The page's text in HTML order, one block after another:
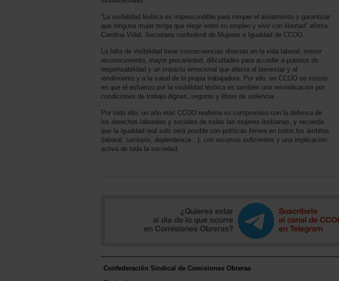
“La visibilidad lésbica es imprescindible para romper el aislamiento y garantizar
que ninguna mujer tenga que elegir entre su empleo y vivir con libertad” afirma
Carolina Vidal, Secretaria confederal de Mujeres e Igualdad de CCOO.
La falta de visibilidad tiene consecuencias directas en la vida laboral: menor
reconocimiento, mayor precariedad, dificultades para acceder a puestos de
responsabilidad y un impacto emocional que afecta al bienestar y al
rendimiento y a la salud de la propia trabajadora. Por ello, en CCOO se insiste
en que el esfuerzo por la visibilidad lésbica es también una reivindicación por
condiciones de trabajo dignas, seguras y libres de violencia.
Por todo ello, un año más CCOO reafirma su compromiso con la defensa de
los derechos laborales y sociales de todas las mujeres lesbianas, y recuerda
que la igualdad real solo será posible con políticas firmes en todos los ámbitos
(laboral, sanitario, dependencia…), con recursos suficientes y una implicación
activa de toda la sociedad.
Confederación Sindical de Comisiones Obreras